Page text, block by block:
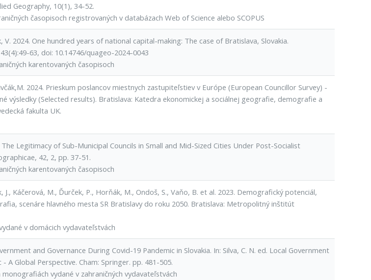
Geography, 10(1), 34-52.
časopisoch registrovaných v databázach Web of Science alebo SCOPUS
V. 2024. One hundred years of national capital-making: The case of Bratislava, Slovakia.
63, doi: 10.14746/quageo-2024-0043
karentovaných časopisoch
2024. Prieskum poslancov miestnych zastupiteľstiev v Európe (European Councillor Survey) -
výsledky (Selected results). Bratislava: Katedra ekonomickej a sociálnej geografie, demografie a
fakulta UK.
The Legitimacy of Sub-Municipal Councils in Small and Mid-Sized Cities Under Post-Socialist
42, 2, pp. 37-51.
karentovaných časopisoch
J., Káčerová, M., Ďurček, P., Horňák, M., Ondoš, S., Vaňo, B. et al. 2023. Demografický potenciál,
scenáre hlavného mesta SR Bratislavy do roku 2050. Bratislava: Metropolitný inštitút
v domácich vydavateľstvách
and Governance During Covid-19 Pandemic in Slovakia. In: Silva, C. N. ed. Local Government
A Global Perspective. Cham: Springer. pp. 481-505.
vydané v zahraničných vydavateľstvách